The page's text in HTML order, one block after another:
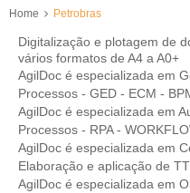
Home Petrobras
Digitalização e plotagem de
vários formatos de A4 a A0+
AgilDoc é especializada em
Processos - GED - ECM -
AgilDoc é especializada em
Processos - RPA -
AgilDoc é especializada em
Elaboração e aplicação de
AgilDoc é especializada em